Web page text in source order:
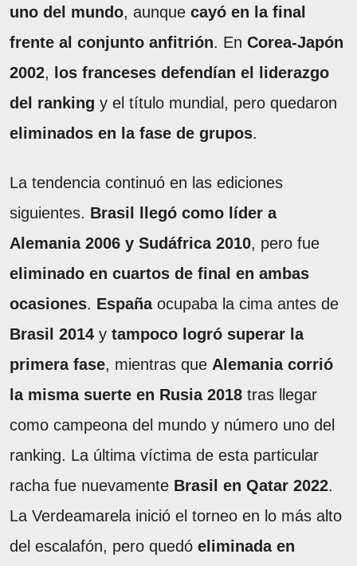
uno del mundo, aunque cayó en la final
frente al conjunto anfitrión. En Corea-Japón
2002, los franceses defendían el liderazgo
del ranking y el título mundial, pero quedaron
eliminados en la fase de grupos.
La tendencia continuó en las ediciones
siguientes. Brasil llegó como líder a
Alemania 2006 y Sudáfrica 2010, pero fue
eliminado en cuartos de final en ambas
ocasiones. Españaocupaba la cima antes de
Brasil 2014 y tampoco logró superar la
primera fase, mientras que Alemania corrió
la misma suerte en Rusia 2018 tras llegar
como campeona del mundo y número uno del
ranking. La última víctima de esta particular
racha fue nuevamente Brasil en Qatar 2022.
La Verdeamarela inició el torneo en lo más alto
del escalafón, pero quedó eliminada en